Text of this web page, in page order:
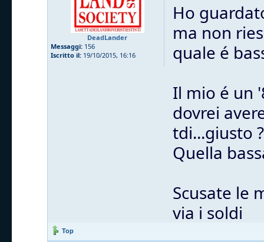
DeadLander
Messaggi: 156
Iscritto il: 19/10/2015, 16:16
Ho
ma non
quale é
Il mio é un
dovrei
tdi...giusto ?
Quella
Scusate le
via i soldi
Top